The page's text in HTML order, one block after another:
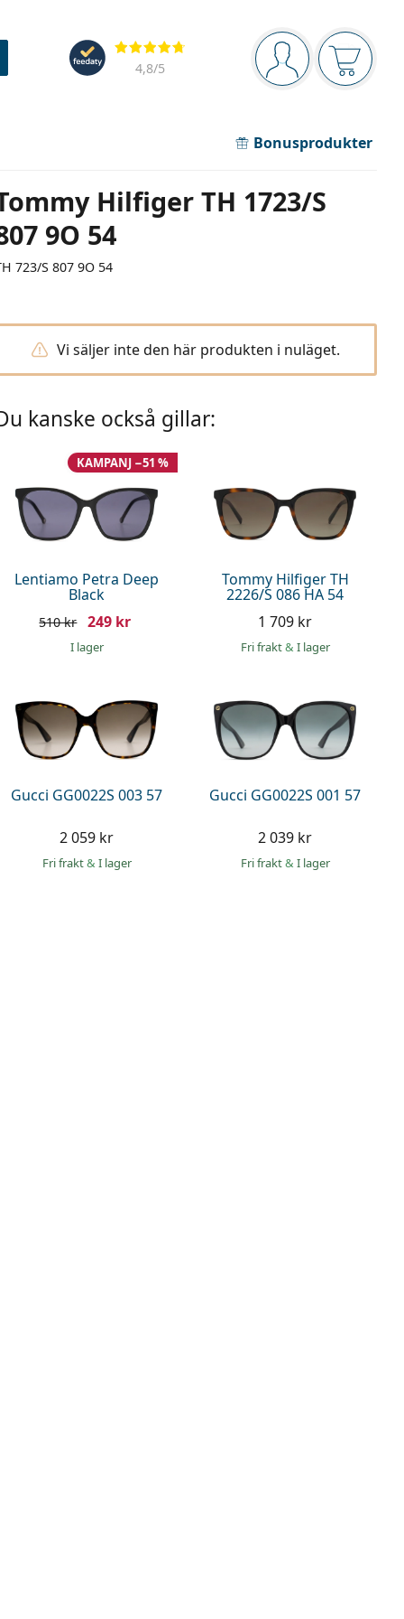
Navigeringsmeny
Du är inloggad
Recensioner
4,8/5
Bonusprodukter
Hilfiger TH 1723/S
9O 54
723/S 807 9O 54
Vi säljer inte den här produkten i nuläget.
kanske också gillar:
Lentiamo Petra Deep
Black
KAMPANJ −51 %
510 kr 249 kr
I lager
Tommy Hilfiger TH
2226/S 086 HA 54
1 709 kr
Fri frakt& I lager
Gucci GG0022S 003 57
2 059 kr
Fri frakt& I lager
Gucci GG0022S 001 57
2 039 kr
Fri frakt& I lager